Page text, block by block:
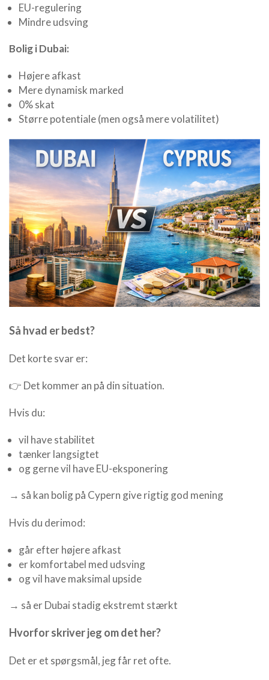
EU-regulering
Mindre udsving
Bolig i Dubai:
Højere afkast
Mere dynamisk marked
0% skat
Større potentiale (men også mere volatilitet)
Så hvad er bedst?
Det korte svar er:
👉 Det kommer an på din situation.
Hvis du:
vil have stabilitet
tænker langsigtet
og gerne vil have EU-eksponering
→ så kan bolig på Cypern give rigtig god mening
Hvis du derimod:
går efter højere afkast
er komfortabel med udsving
og vil have maksimal upside
→ så er Dubai stadig ekstremt stærkt
Hvorfor skriver jeg om det her?
Det er et spørgsmål, jeg får ret ofte.